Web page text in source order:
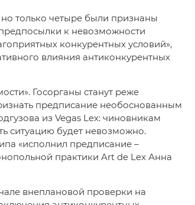
только четыре были признаны
к невозможности
конкурентных условий»,
влияния антиконкурентных
Госорганы станут реже
предписание необоснованным
из Vegas Lex: чиновникам
ситуацию будет невозможно.
«исполнил предписание –
практики Art de Lex Анна
внеплановой проверки на